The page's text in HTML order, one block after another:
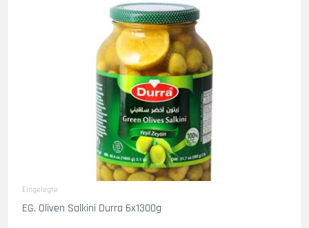
Eingelegte
EG. Oliven Salkini Durra 6x1300g